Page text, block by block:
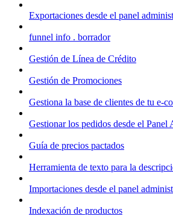
Exportaciones desde el panel
funnel info . borrador
Gestión de Línea de Crédito
Gestión de Promociones
Gestiona la base de clientes de tu e-
Gestionar los pedidos desde el Panel
Guía de precios pactados
Herramienta de texto para la
Importaciones desde el panel
Indexación de productos